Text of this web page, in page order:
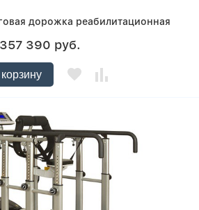
дорожка реабилитационная
357 390 руб.